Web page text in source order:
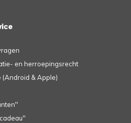
en herroepingsrecht
& Apple)